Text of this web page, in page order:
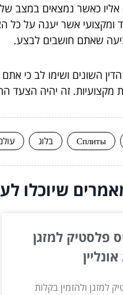
כאשר נמצאים במצב
ומקצועי אשר יענה על כל
שאתם חושבים לבצע.
הדין השונים ושימו לב
מקצועיות. זה יהיה הצעד
Сплиты בלוג
שיוכלו
פלסטיק למזגן
למזגן ולהזמין בקלות